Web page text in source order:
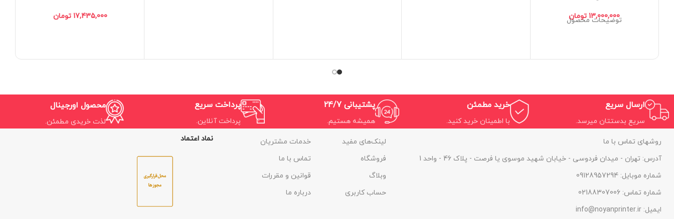
تومان
توضیحات محصول تومان
ارسال سریع
سریع بدستتان میرسد.
خرید مطمئن
با اطمینان خرید کنید.
پشتیبانی 24/7
همیشه هستیم.
پرداخت سریع
پرداخت آنلاین.
محصول اورجینال
لذت خریدی مطمئن.
روشهای تماس با ما
آدرس: تهران - میدان فردوسی - خیابان شهید موسوی یا فرصت - پلاک 46 - واحد 1
شماره موبایل: 09128957294
شماره تماس: 02188307006
ایمیل: info@noyanprinter.ir
لینک‌های مفید
فروشگاه
وبلاگ
حساب کاربری
خدمات مشتریان
تماس با ما
قوانین و مقررات
درباره ما
نماد اعتماد